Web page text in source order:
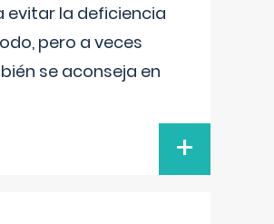
evitar la deficiencia
pero a veces
se aconseja en
+